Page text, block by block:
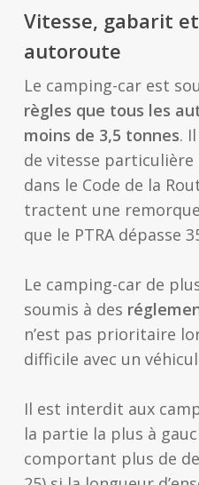
Vitesse, gabarit
autoroute
Le camping-car est
règles que tous les
moins de 3,5 tonnes.
de vitesse
dans le Code de la
tractent une
que le PTRA dépasse
Le camping-car de
soumis à des
n’est pas prioritaire
difficile avec un
Il est interdit aux
la partie la plus à
comportant plus de